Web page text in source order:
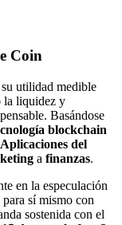
Coin
utilidad medible
la liquidez y
Basándose
blockchain
Aplicaciones del
a finanzas.
en la especulación
sí mismo con
sostenida con el